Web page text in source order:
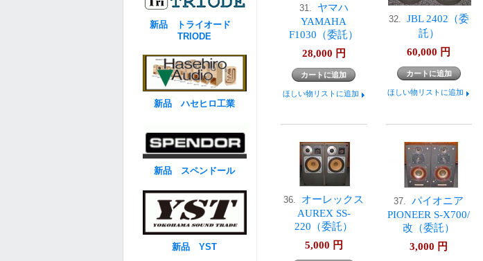
31. ヤマハ
YAMAHA
F1030（委託）
28,000 円
ほしい物リストに追加
32. JBL 2402（委
託）
60,000 円
ほしい物リストに追加
36. オーレックス
AUREX SS-
220（委託）
5,000 円
37. パイオニア
PIONEER S-X700/
改（委託）
3,000 円
新品 トライオード
TRIODE
新品 ハセヒロ工業
新品 スペンドール
新品 YST